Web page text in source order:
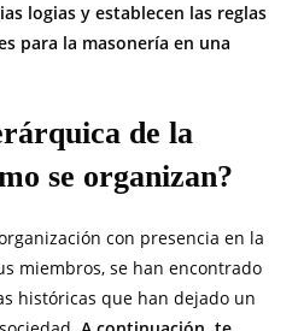
logias y establecen las reglas
para la masonería en una
de la
se organizan?
con presencia en la
miembros, se han encontrado
históricas que han dejado un